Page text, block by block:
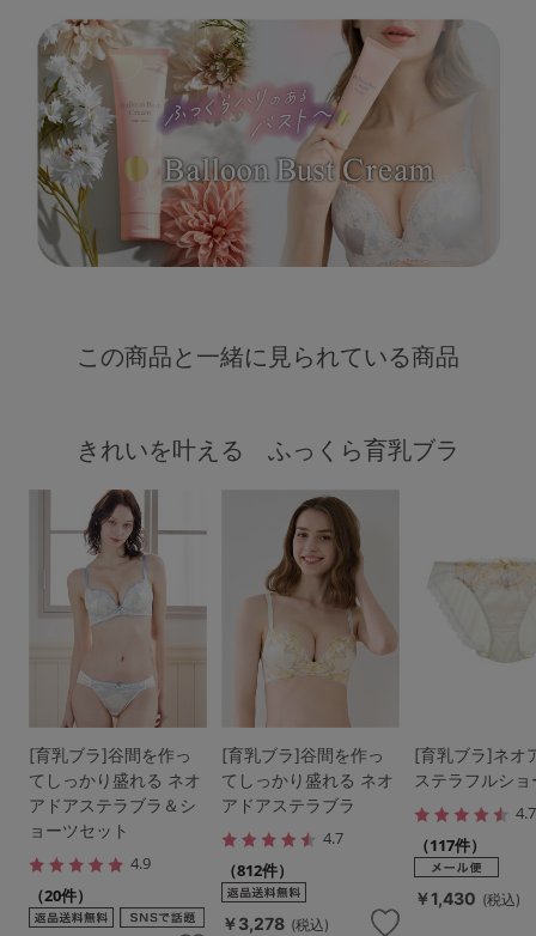
この商品と一緒に見られている商品
きれいを叶える ふっくら育乳ブラ
[育乳ブラ]谷間を作っ
てしっかり盛れる ネオ
アドアステラブラ＆シ
ョーツセット
4.9
（20件）
[育乳ブラ]谷間を作っ
てしっかり盛れる ネオ
アドアステラブラ
4.7
（812件）
￥3,278 (税込)
[育乳ブラ]ネオ
ステラフルショ
4.7
（117件）
￥1,430 (税込)